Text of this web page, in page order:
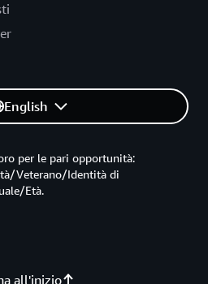
English
all'inizio
per le pari opportunità:
Veterano/Identità di
Età.